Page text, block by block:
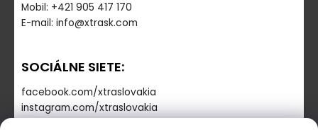
Mobil: +421 905 417 170
E-mail: info@xtrask.com
SOCIÁLNE SIETE:
facebook.com/xtraslovakia
instagram.com/xtraslovakia